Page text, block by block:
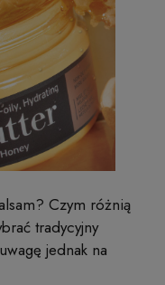
Czym różnią
tradycyjny
jednak na